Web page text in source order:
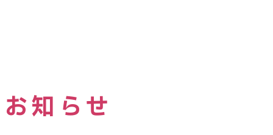
お知らせ